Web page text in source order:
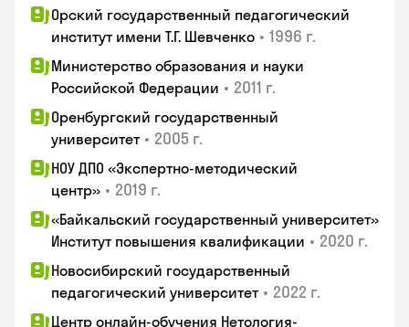
Орский государственный педагогический
институт имени Т.Г. Шевченко • 1996 г.
Министерство образования и науки
Российской Федерации • 2011 г.
Оренбургский государственный
университет • 2005 г.
НОУ ДПО «Экспертно-методический
центр» • 2019 г.
«Байкальский государственный университет»
Институт повышения квалификации • 2020 г.
Новосибирский государственный
педагогический университет • 2022 г.
Центр онлайн-обучения Нетология-